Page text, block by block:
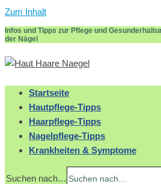
Zum Inhalt
Infos und Tipps zur Pflege und
der Nägel
Startseite
Hautpflege-Tipps
Haarpflege-Tipps
Nagelpflege-Tipps
Krankheiten & Symptome
Suchen nach…